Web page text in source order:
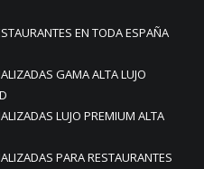
EN TODA ESPAÑA
GAMA ALTA LUJO
LUJO PREMIUM ALTA
PARA RESTAURANTES